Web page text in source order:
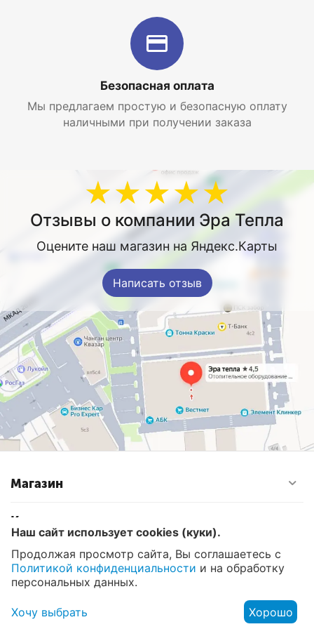
Интернет-магазин отопительных систем и
водоснабжения EraTepla.ru предлагает купить
биметаллический радиатор Rifar SUPReMO 500 4
секции по самой низкой цене с доставкой по
Москве и Московской области.
Безопасная оплата
Мы предлагаем простую и безопасную оплату
наличными при получении заказа
★★★★★
Отзывы о компании Эра Тепла
Оцените наш магазин на Яндекс.Карты
Написать отзыв
Магазин
Контакты
© 2008 - 2026 Эра Тепла. Интернет магазин отопительных
систем и водоснабжения в Москве
Наш сайт использует cookies (куки).
Продолжая просмотр сайта, Вы соглашаетесь с
Политикой конфиденциальности и на обработку
персональных данных.
Хочу выбрать Хорошо